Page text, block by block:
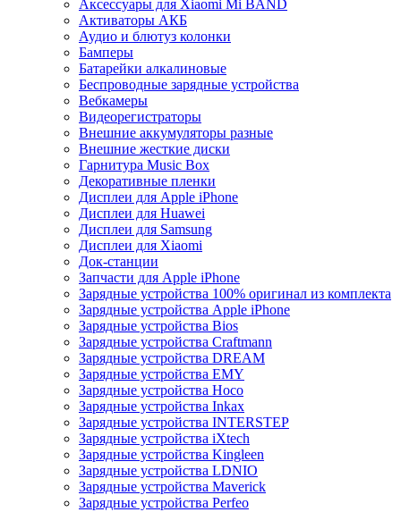
Аксессуары для Xiaomi Mi BAND
Активаторы АКБ
Аудио и блютуз колонки
Бамперы
Батарейки алкалиновые
Беспроводные зарядные устройства
Вебкамеры
Видеорегистраторы
Внешние аккумуляторы разные
Внешние жесткие диски
Гарнитура Music Box
Декоративные пленки
Дисплеи для Apple iPhone
Дисплеи для Huawei
Дисплеи для Samsung
Дисплеи для Xiaomi
Док-станции
Запчасти для Apple iPhone
Зарядные устройства 100% оригинал из комплекта
Зарядные устройства Apple iPhone
Зарядные устройства Bios
Зарядные устройства Craftmann
Зарядные устройства DREAM
Зарядные устройства EMY
Зарядные устройства Hoco
Зарядные устройства Inkax
Зарядные устройства INTERSTEP
Зарядные устройства iXtech
Зарядные устройства Kingleen
Зарядные устройства LDNIO
Зарядные устройства Maverick
Зарядные устройства Perfeo